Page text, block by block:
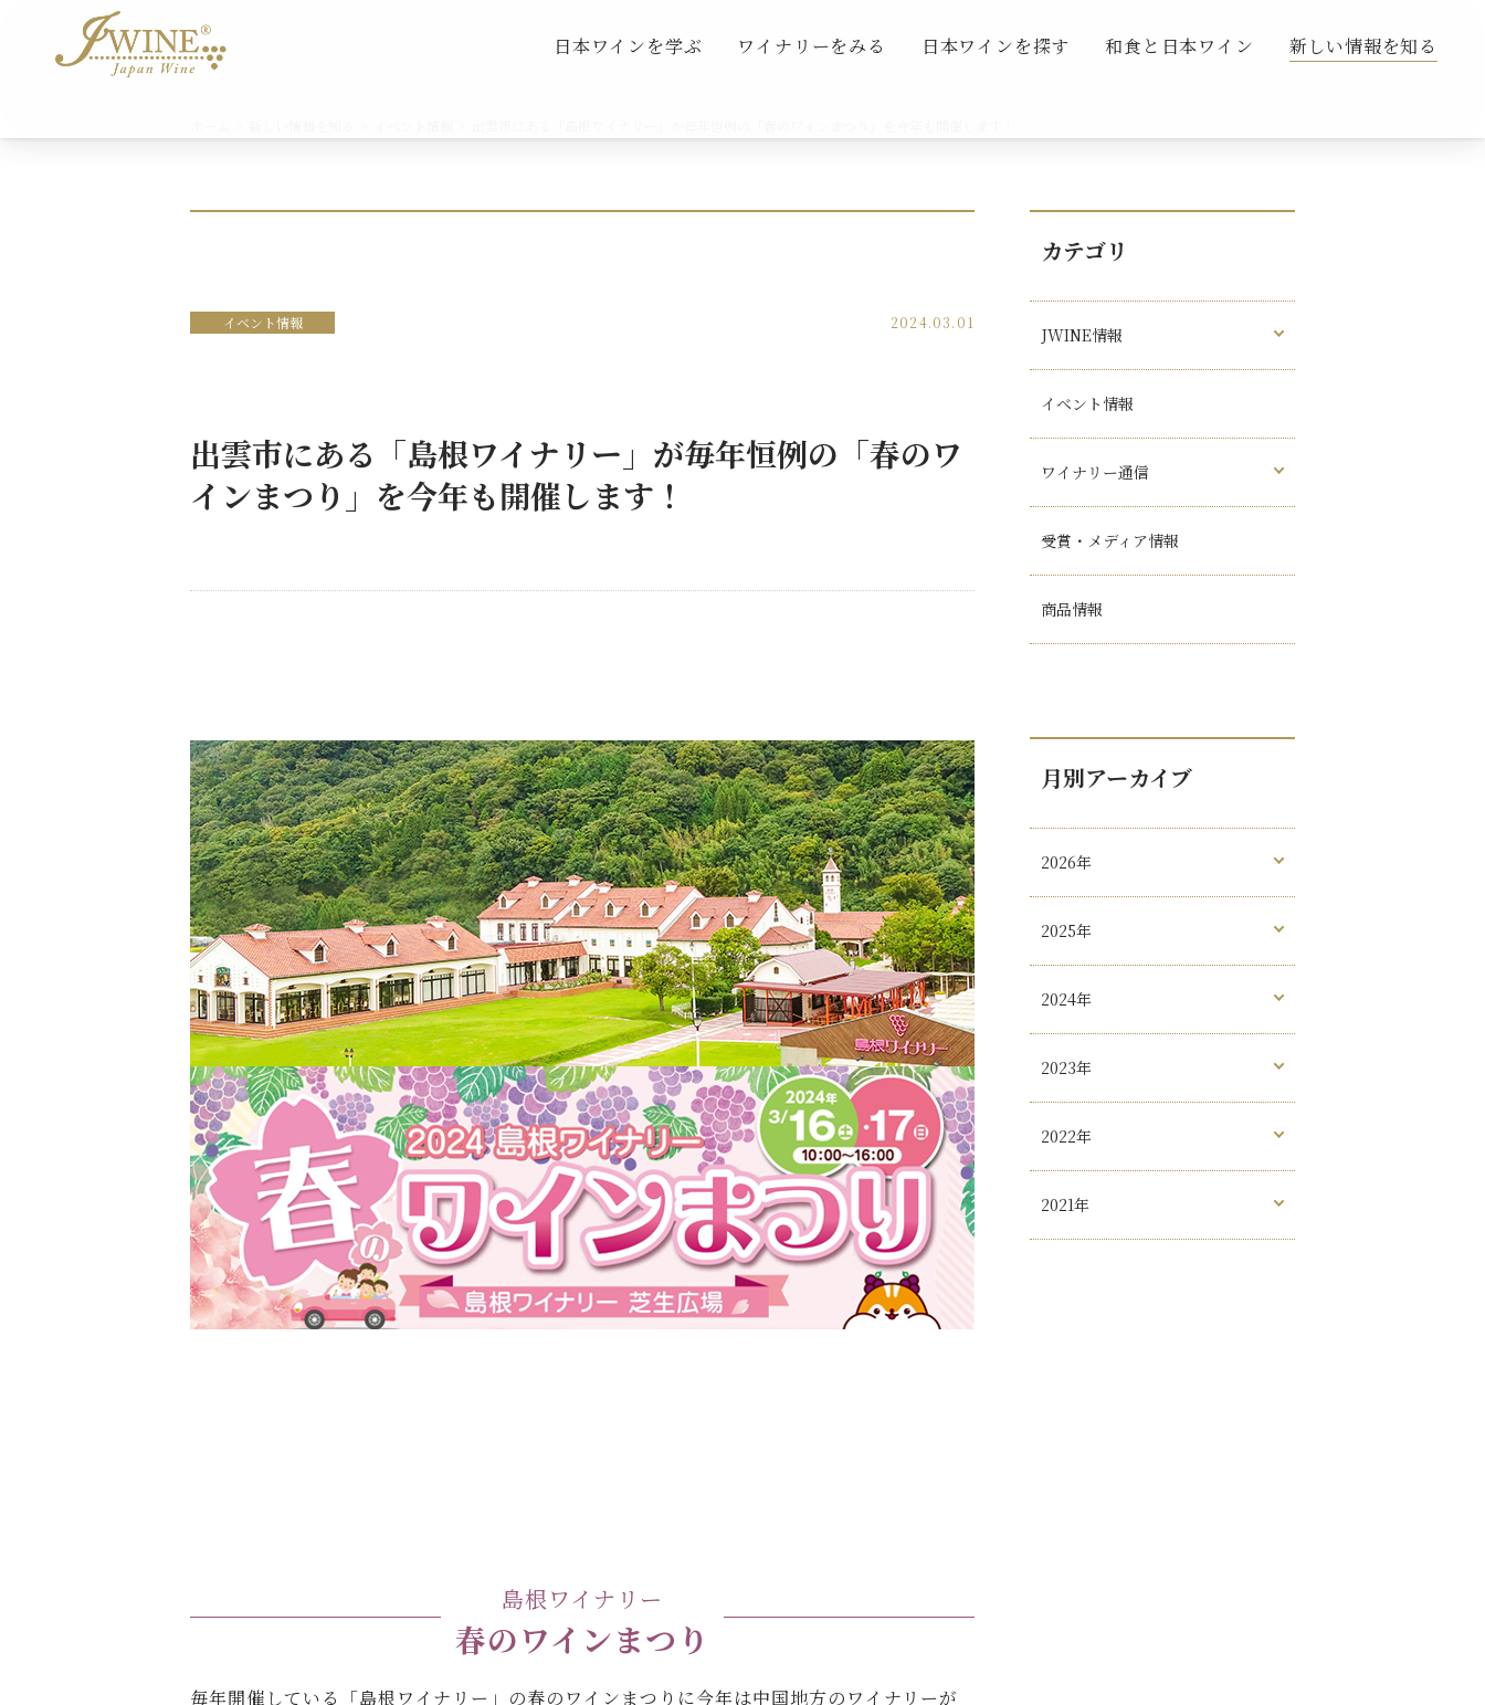
日本ワインを学ぶ ワイナリーをみる 日本ワインを探す 和食と日本ワイン 新しい情報を知る
イベント情報 2024.03.01
出雲市にある「島根ワイナリー」が毎年恒例の「春のワ
インまつり」を今年も開催します！
島根ワイナリー
春のワインまつり
毎年開催している「島根ワイナリー」の春のワインまつりに今年は中国地方のワイナリーが
カテゴリ
JWINE情報
イベント情報
ワイナリー通信
受賞・メディア情報
商品情報
月別アーカイブ
2026年
2025年
2024年
2023年
2022年
2021年